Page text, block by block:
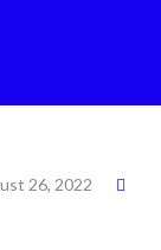
26, 2022